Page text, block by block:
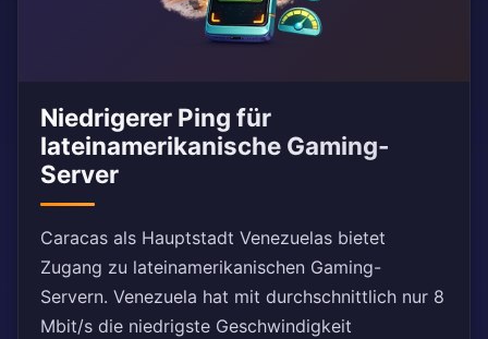
Niedrigerer Ping für
lateinamerikanische Gaming-
Server
Caracas als Hauptstadt Venezuelas bietet
Zugang zu lateinamerikanischen Gaming-
Servern. Venezuela hat mit durchschnittlich nur 8
Mbit/s die niedrigste Geschwindigkeit